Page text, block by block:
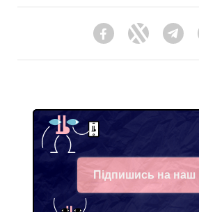
FacebookTwitter
Підпишись на наш
Telegram